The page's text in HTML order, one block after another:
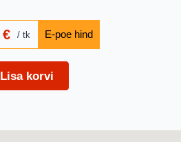
€ tk
Lisa korvi